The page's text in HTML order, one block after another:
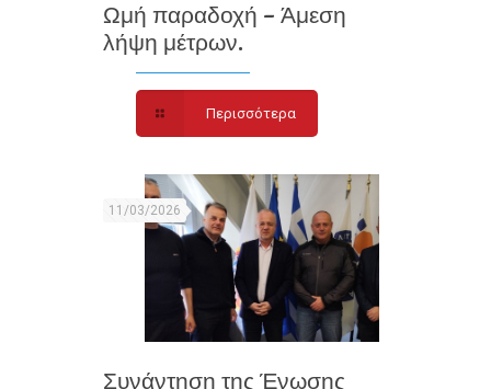
Ωμή παραδοχή – Άμεση
λήψη μέτρων.
Περισσότερα
11/03/2026
Συνάντηση της Ένωσης